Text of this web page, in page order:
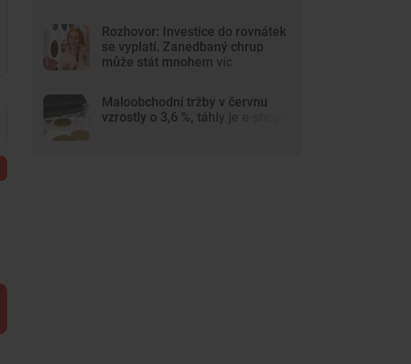
Rozhovor: Investice do rovnátek
se vyplatí. Zanedbaný chrup
může stát mnohem víc
Maloobchodní tržby v červnu
vzrostly o 3,6 %, táhly je e-shopy